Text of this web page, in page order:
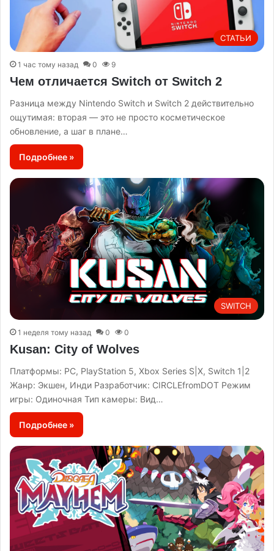
СТАТЬИ
1 час тому назад 0 9
Чем отличается Switch от Switch 2
Разница между Nintendo Switch и Switch 2 действительно
ощутимая: вторая — это не просто косметическое
обновление, а шаг в плане…
Подробнее »
SWITCH
1 неделя тому назад 0 0
Kusan: City of Wolves
Платформы: PC, PlayStation 5, Xbox Series S|X, Switch 1|2
Жанр: Экшен, Инди Разработчик: CIRCLEfromDOT Режим
игры: Одиночная Тип камеры: Вид…
Подробнее »